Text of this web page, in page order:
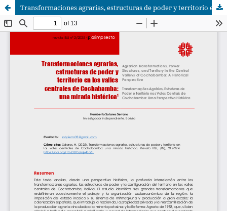
Transformaciones agrarias, estructuras de poder y territorio en los valles centrales de Cochabamba: una mirada histórica